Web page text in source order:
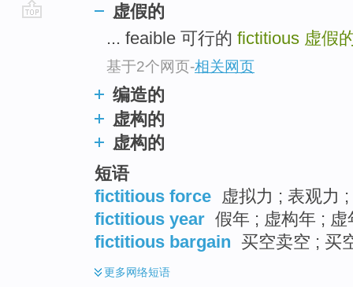
虚假的
... feaible 可行的 fictitious 虚假
基于2个网页-相关网页
编造的
虚构的
虚构的
短语
fictitious force 虚拟力 ; 表观力
fictitious year 假年 ; 虚构年 ; 虚
fictitious bargain 买空卖空 ; 买
更多网络短语